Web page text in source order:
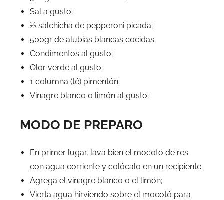
Sal a gusto;
½ salchicha de pepperoni picada;
500gr de alubias blancas cocidas;
Condimentos al gusto;
Olor verde al gusto;
1 columna (té) pimentón;
Vinagre blanco o limón al gusto;
MODO DE PREPARO
En primer lugar, lava bien el mocotó de res
con agua corriente y colócalo en un recipiente;
Agrega el vinagre blanco o el limón;
Vierta agua hirviendo sobre el mocotó para